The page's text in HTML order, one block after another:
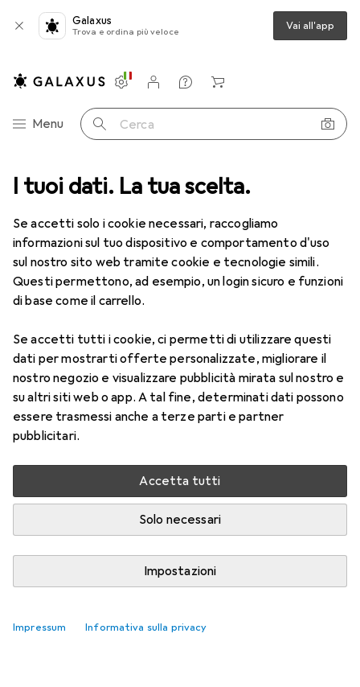
I tuoi dati. La tua scelta.
Se accetti solo i cookie necessari, raccogliamo
informazioni sul tuo dispositivo e comportamento d'uso
sul nostro sito web tramite cookie e tecnologie simili.
Questi permettono, ad esempio, un login sicuro e funzioni
di base come il carrello.
Se accetti tutti i cookie, ci permetti di utilizzare questi
dati per mostrarti offerte personalizzate, migliorare il
nostro negozio e visualizzare pubblicità mirata sul nostro e
su altri siti web o app. A tal fine, determinati dati possono
essere trasmessi anche a terze parti e partner
pubblicitari.
Accetta tutti
Solo necessari
Impostazioni
Impressum Informativa sulla privacy
Galaxus
Trova e ordina più veloce Vai all'app
Categoria Navigazione
Menu Cerca
Impostazioni
Conto cliente
Liste di confronto
Liste dei desideri
Carrello
Lenti a contatto Air Optix più HydraGlyde per l'astigmatismo
1 Immagine
Air Optix più HydraGlyde per
-8.5, Obiettivo mensile, 6 pz., Torico
Prezzo in EUR IVA incl.
EUR
49,16 EUR
8,20/1pz.
Consegna tra lun, 17/8 e mer, 19/8
Più di 10 pezzi in stock presso il fornitore
Aggiungi al carrello